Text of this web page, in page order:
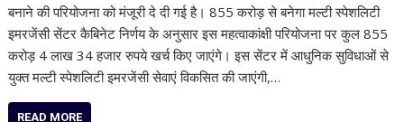
बनाने की परियोजना को मंजूरी दे दी गई है। 855 करोड़ से बनेगा मल्टी स्पेशलिटी
इमरजेंसी सेंटर कैबिनेट निर्णय के अनुसार इस महत्वाकांक्षी परियोजना पर कुल 855
करोड़ 4 लाख 34 हजार रुपये खर्च किए जाएंगे। इस सेंटर में आधुनिक सुविधाओं से
युक्त मल्टी स्पेशलिटी इमरजेंसी सेवाएं विकसित की जाएंगी,…
READ MORE